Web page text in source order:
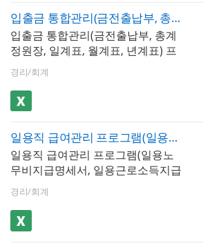
된 문서를 급여대장, 급여명세서, 급
여입금내역서 시트에서 확인할 수
있으며, 급여명세서는 1장, 세로형 2
장, 가로형 2장 총 3가지 형태로 출
여지급내역, 사원별 급여지급내역,
급여결산보고서 형태로 급여 통계
급내역과 급여결산보고서는 그래프
화하여 보고서형태로 사용하기 편
리합니다. 사원정보를 바탕으로 재
직증명서, 경력증명서, 퇴직증명서,
입출금 통합관리(금전출납부, 총계정원장, 일계표, 월계표, 년계표)
입출금 통합관리(금전출납부, 총계
정원장, 일계표, 월계표, 년계표) 프
로그램입니다. 계정과목별 입출금
내역을 작성하고 관리할 수 있습니
다. 기간별로 내역을 확인할 수 있으
며, 일계표, 년계표, 월계표 보고서
용할 수 있습니다. 출력페이지는 내
역조회양에 따라 페이자가 자동출
력됩니다. ※ 프로그램 규격 : MS오
피스 엑셀 2007이상 ※ 프로그램 구
표, 월계표, 년계표
경리/회계
일용직 급여관리 프로그램(일용노무비지급명세서, 일용근로소득지급명세서)
일용직 급여관리 프로그램(일용노
무비지급명세서, 일용근로소득지급
명세서)입니다. 현장별, 일자별 출근
기록을 저장, 검색, 누적할 수 있습
니다. 소득세, 4대보험 등이 자동계
산되며 현장별/월별로도 출근기록
경리/회계